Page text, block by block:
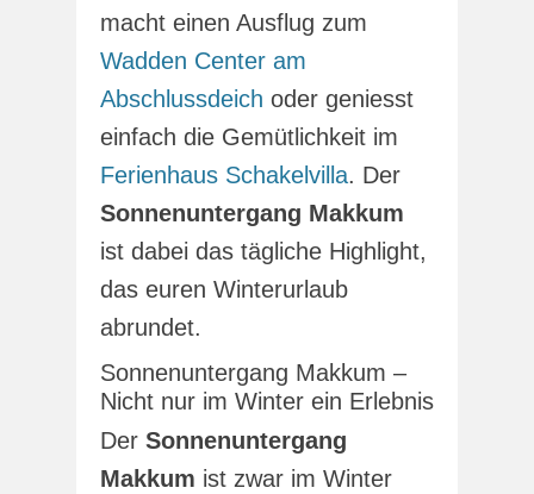
macht einen Ausflug zum
Wadden Center am
Abschlussdeich oder geniesst
einfach die Gemütlichkeit im
Ferienhaus Schakelvilla. Der
Sonnenuntergang Makkum
ist dabei das tägliche Highlight,
das euren Winterurlaub
abrundet.
Sonnenuntergang Makkum –
Nicht nur im Winter ein Erlebnis
Der Sonnenuntergang
Makkum ist zwar im Winter